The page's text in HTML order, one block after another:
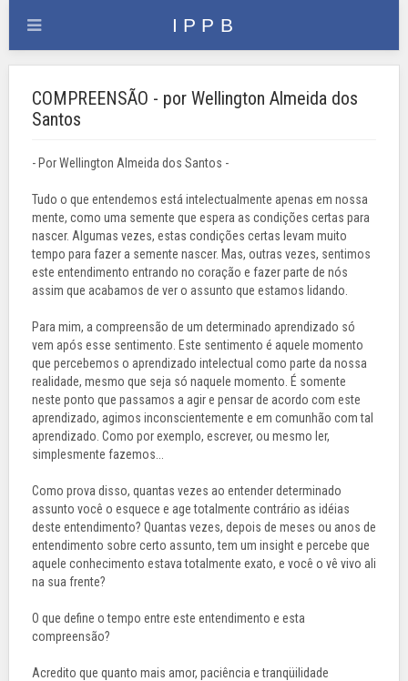
COMPREENSÃO - por Wellington Almeida dos
Santos
- Por Wellington Almeida dos Santos -
Tudo o que entendemos está intelectualmente apenas em nossa
mente, como uma semente que espera as condições certas para
nascer. Algumas vezes, estas condições certas levam muito
tempo para fazer a semente nascer. Mas, outras vezes, sentimos
este entendimento entrando no coração e fazer parte de nós
assim que acabamos de ver o assunto que estamos lidando.
Para mim, a compreensão de um determinado aprendizado só
vem após esse sentimento. Este sentimento é aquele momento
que percebemos o aprendizado intelectual como parte da nossa
realidade, mesmo que seja só naquele momento. É somente
neste ponto que passamos a agir e pensar de acordo com este
aprendizado, agimos inconscientemente e em comunhão com tal
aprendizado. Como por exemplo, escrever, ou mesmo ler,
simplesmente fazemos...
Como prova disso, quantas vezes ao entender determinado
assunto você o esquece e age totalmente contrário as idéias
deste entendimento? Quantas vezes, depois de meses ou anos de
entendimento sobre certo assunto, tem um insight e percebe que
aquele conhecimento estava totalmente exato, e você o vê vivo ali
na sua frente?
O que define o tempo entre este entendimento e esta
compreensão?
Acredito que quanto mais amor, paciência e tranqüilidade